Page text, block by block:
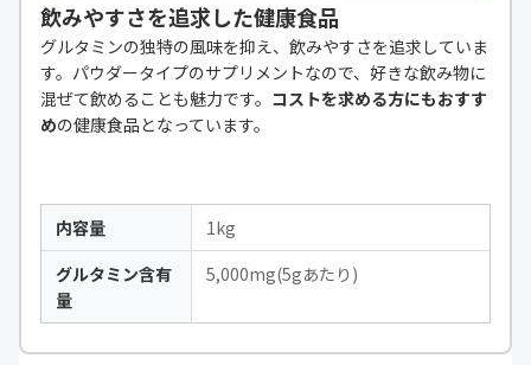
飲みやすさを追求した健康食品
グルタミンの独特の風味を抑え、飲みやすさを追求していま
す。パウダータイプのサプリメントなので、好きな飲み物に
混ぜて飲めることも魅力です。 コストを求める方にもおすす
めの健康食品となっています。
内容量
1kg
グルタミン含有
量
5,000mg(5gあたり)